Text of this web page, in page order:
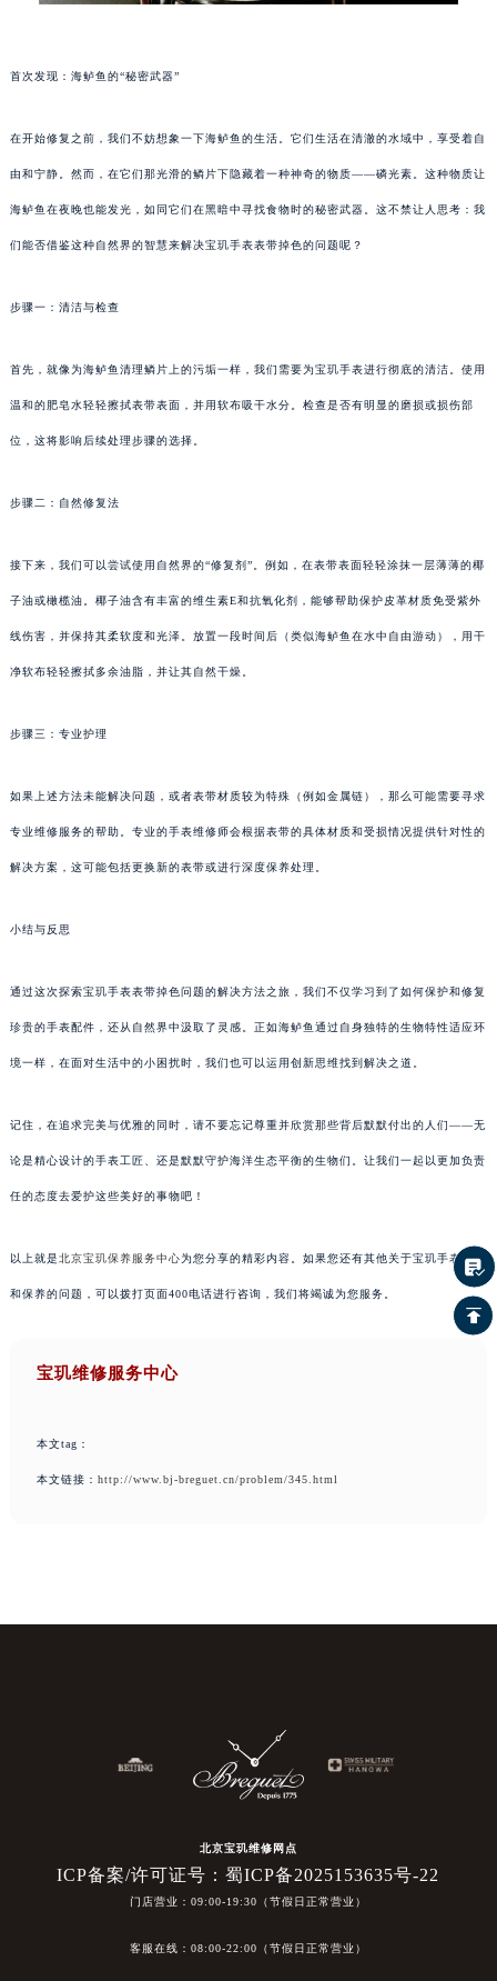
首次发现：海鲈鱼的“秘密武器”
在开始修复之前，我们不妨想象一下海鲈鱼的生活。它们生活在清澈的水域中，享受着自
由和宁静。然而，在它们那光滑的鳞片下隐藏着一种神奇的物质——磷光素。这种物质让
海鲈鱼在夜晚也能发光，如同它们在黑暗中寻找食物时的秘密武器。这不禁让人思考：我
们能否借鉴这种自然界的智慧来解决宝玑手表表带掉色的问题呢？
步骤一：清洁与检查
首先，就像为海鲈鱼清理鳞片上的污垢一样，我们需要为宝玑手表进行彻底的清洁。使用
温和的肥皂水轻轻擦拭表带表面，并用软布吸干水分。检查是否有明显的磨损或损伤部
位，这将影响后续处理步骤的选择。
步骤二：自然修复法
接下来，我们可以尝试使用自然界的“修复剂”。例如，在表带表面轻轻涂抹一层薄薄的椰
子油或橄榄油。椰子油含有丰富的维生素E和抗氧化剂，能够帮助保护皮革材质免受紫外
线伤害，并保持其柔软度和光泽。放置一段时间后（类似海鲈鱼在水中自由游动），用干
净软布轻轻擦拭多余油脂，并让其自然干燥。
步骤三：专业护理
如果上述方法未能解决问题，或者表带材质较为特殊（例如金属链），那么可能需要寻求
专业维修服务的帮助。专业的手表维修师会根据表带的具体材质和受损情况提供针对性的
解决方案，这可能包括更换新的表带或进行深度保养处理。
小结与反思
通过这次探索宝玑手表表带掉色问题的解决方法之旅，我们不仅学习到了如何保护和修复
珍贵的手表配件，还从自然界中汲取了灵感。正如海鲈鱼通过自身独特的生物特性适应环
境一样，在面对生活中的小困扰时，我们也可以运用创新思维找到解决之道。
记住，在追求完美与优雅的同时，请不要忘记尊重并欣赏那些背后默默付出的人们——无
论是精心设计的手表工匠、还是默默守护海洋生态平衡的生物们。让我们一起以更加负责
任的态度去爱护这些美好的事物吧！
以上就是北京宝玑保养服务中心为您分享的精彩内容。如果您还有其他关于宝玑手表维护
和保养的问题，可以拨打页面400电话进行咨询，我们将竭诚为您服务。
宝玑维修服务中心
本文tag：
本文链接： http://www.bj-breguet.cn/problem/345.html
北京宝玑维修网点
ICP备案/许可证号：蜀ICP备2025153635号-22
门店营业：09:00-19:30（节假日正常营业）
客服在线：08:00-22:00（节假日正常营业）